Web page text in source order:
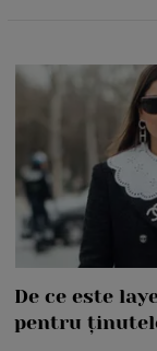
De ce este
pentru